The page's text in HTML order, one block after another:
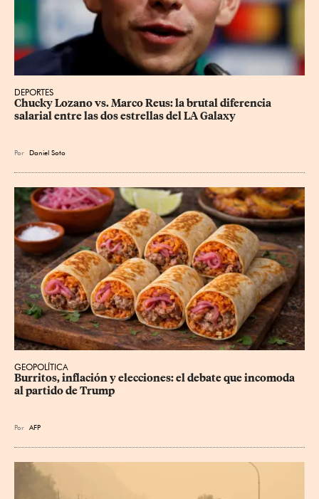
DEPORTES
Chucky Lozano vs. Marco Reus: la brutal diferencia
salarial entre las dos estrellas del LA Galaxy
Por Daniel Soto
GEOPOLÍTICA
Burritos, inflación y elecciones: el debate que incomoda
al partido de Trump
Por AFP